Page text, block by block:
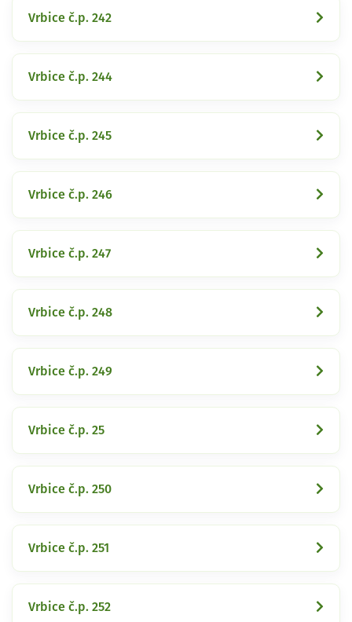
Vrbice č.p. 242
Vrbice č.p. 244
Vrbice č.p. 245
Vrbice č.p. 246
Vrbice č.p. 247
Vrbice č.p. 248
Vrbice č.p. 249
Vrbice č.p. 25
Vrbice č.p. 250
Vrbice č.p. 251
Vrbice č.p. 252